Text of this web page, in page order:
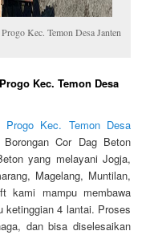
Kec. Temon Desa Janten
Kec. Temon Desa
Kec. Temon Desa
Cor Dag Beton
yang melayani Jogja,
Magelang, Muntilan,
kami mampu membawa
ketinggian 4 lantai. Proses
dan bisa diselesaikan